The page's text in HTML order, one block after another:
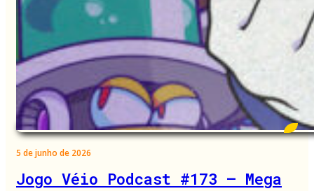
5 de junho de 2026
Jogo Véio Podcast #173 – Mega